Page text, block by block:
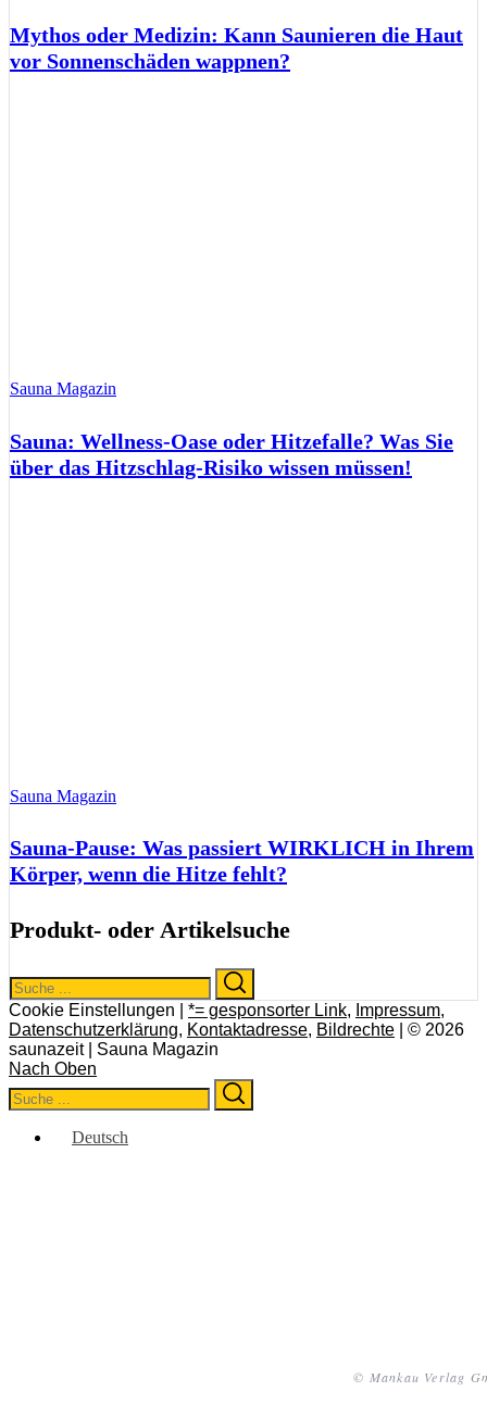
© Mankau Verlag
Mythos oder Medizin: Kann Saunieren die Haut
vor Sonnenschäden wappnen?
Sauna Magazin
Sauna: Wellness-Oase oder Hitzefalle? Was Sie
über das Hitzschlag-Risiko wissen müssen!
Sauna Magazin
Sauna-Pause: Was passiert WIRKLICH in Ihrem
Körper, wenn die Hitze fehlt?
Produkt- oder Artikelsuche
Search
for:
Cookie Einstellungen | *= gesponsorter Link, Impressum,
Datenschutzerklärung, Kontaktadresse, Bildrechte | © 2026
saunazeit | Sauna Magazin
Nach Oben
Search
for:
Deutsch